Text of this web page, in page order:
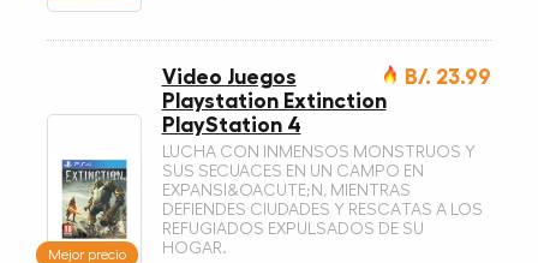
Mejor precio
B/. 23.99
Video Juegos
Playstation Extinction
PlayStation 4
LUCHA CON INMENSOS MONSTRUOS Y
SUS SECUACES EN UN CAMPO EN
EXPANSI&OACUTE;N, MIENTRAS
DEFIENDES CIUDADES Y RESCATAS A LOS
REFUGIADOS EXPULSADOS DE SU
HOGAR.